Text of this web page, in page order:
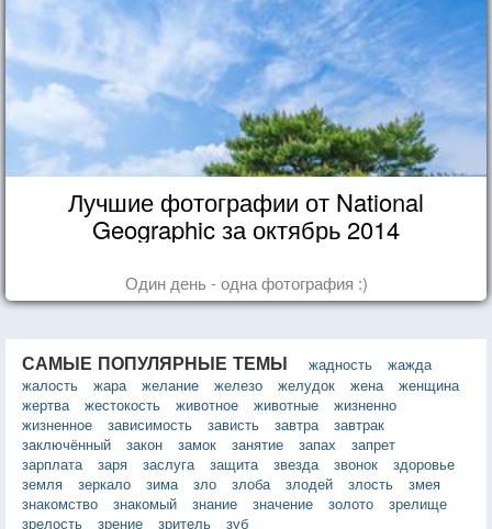
Лучшие фотографии от National
Geographic за октябрь 2014
Один день - одна фотография :)
САМЫЕ ПОПУЛЯРНЫЕ ТЕМЫ жадность
жажда
жалость
жара желание железо желудок жена
женщина
жертва
жестокость животное животные
жизненно
жизненное
зависимость зависть завтра
завтрак
заключённый
закон замок занятие запах
запрет
зарплата
заря заслуга защита звезда звонок
здоровье
земля
зеркало зима зло злоба злодей злость
змея
знакомство
знакомый знание значение золото
зрелище
зрелость
зрение зритель зуб